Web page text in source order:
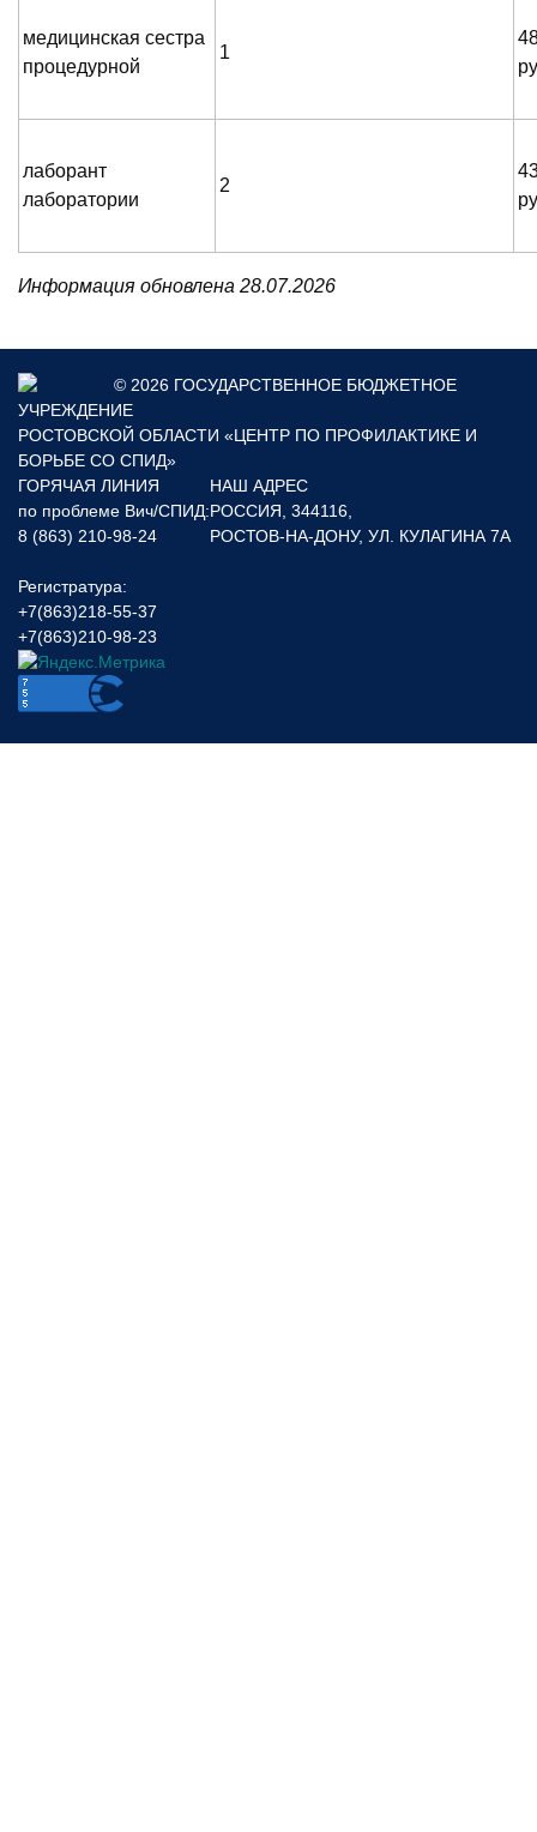
медицинская сестра
процедурной
1
лаборант
лаборатории
2
Информация обновлена 28.07.2026
© 2026 ГОСУДАРСТВЕННОЕ БЮДЖЕТНОЕ
УЧРЕЖДЕНИЕ
РОСТОВСКОЙ ОБЛАСТИ «ЦЕНТР ПО ПРОФИЛАКТИКЕ И
БОРЬБЕ СО СПИД»
ГОРЯЧАЯ ЛИНИЯ
по проблеме Вич/СПИД:
8 (863) 210-98-24
Регистратура:
+7(863)218-55-37
+7(863)210-98-23
НАШ АДРЕС
РОССИЯ, 344116,
РОСТОВ-НА-ДОНУ, УЛ. КУЛАГИНА 7А